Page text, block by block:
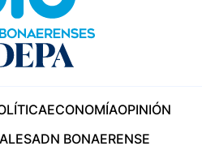
ECONOMÍAOPINIÓN
ADN BONAERENSE